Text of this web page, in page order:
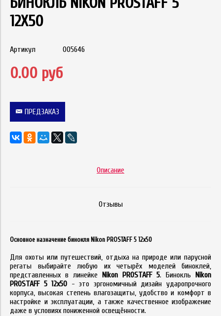
12X50
Артикул 005646
0.00 руб
ПРЕДЗАКАЗ
Описание
Отзывы
Основное назначение бинокля Nikon PROSTAFF 5 12x50
Для охоты или путешествий, отдыха на природе или парусной
регаты выбирайте любую их четырёх моделей биноклей,
представленных в линейке
Nikon PROSTAFF 5. Бинокль
Nikon
PROSTAFF 5 12x50 - это эргономичный дизайн ударопрочного
корпуса, высокая степень влагозащиты, удобство и комфорт в
настройке и эксплуатации, а также качественное изображение
даже в условиях пониженной освещённости.